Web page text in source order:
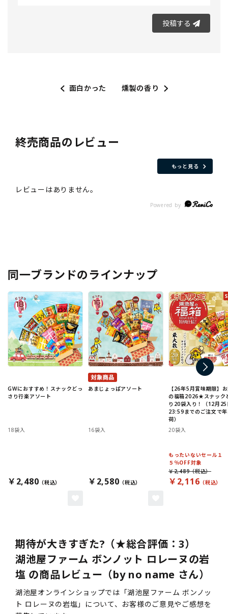
投稿する
面白かった 燻製の香り
終売商品のレビュー
もっと見る
同一ブランドのラインナップ
GWにおすすめ！スナックどっ
さり行楽アソート
18袋入
￥2,480
あまじょっぱアソート
16袋入
￥2,580
【26年5月賞味期限】
の福箱2026★スナック
り20袋入り！（12月25
23:59までのご注文で
荷）
20袋入
もったいないセール１
５％OFF対象
￥2,116
￥2,489
期待が大きすぎた?（★総合評価：3）
湖池屋ファーム ボンノット ロレーヌの岩
塩 の商品レビュー（by no name さん）
湖池屋オンラインショップでは「湖池屋ファーム ボンノッ
ト ロレーヌの岩塩」について、お客様のご意見やご感想を